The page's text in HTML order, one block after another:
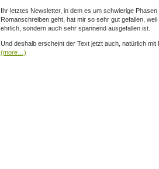
Ihr letztes Newsletter, in dem es um schwierige Phasen
Romanschreiben geht, hat mir so sehr gut gefallen,
ehrlich, sondern auch sehr spannend ausgefallen ist.
Und deshalb erscheint der Text jetzt auch, natürlich
(more…)